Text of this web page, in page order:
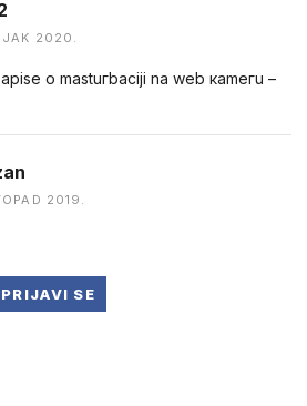
2020.
о mastuгbaсiji na web каmегu –
2019.
PRIJAVI SE